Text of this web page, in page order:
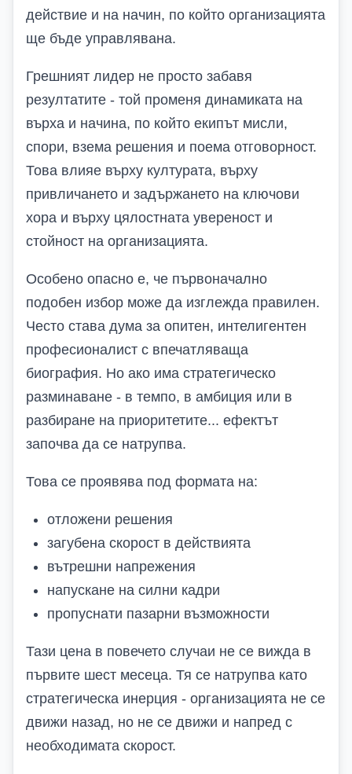
действие и на начин, по който организацията
ще бъде управлявана.
Грешният лидер не просто забавя
резултатите - той променя динамиката на
върха и начина, по който екипът мисли,
спори, взема решения и поема отговорност.
Това влияе върху културата, върху
привличането и задържането на ключови
хора и върху цялостната увереност и
стойност на организацията.
Особено опасно е, че първоначално
подобен избор може да изглежда правилен.
Често става дума за опитен, интелигентен
професионалист с впечатляваща
биография. Но ако има стратегическо
разминаване - в темпо, в амбиция или в
разбиране на приоритетите... ефектът
започва да се натрупва.
Това се проявява под формата на:
отложени решения
загубена скорост в действията
вътрешни напрежения
напускане на силни кадри
пропуснати пазарни възможности
Тази цена в повечето случаи не се вижда в
първите шест месеца. Тя се натрупва като
стратегическа инерция - организацията не се
движи назад, но не се движи и напред с
необходимата скорост.